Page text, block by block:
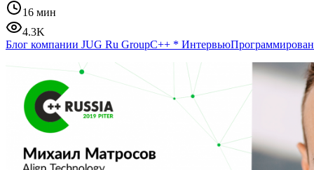
16 мин
4.3K
Блог компании JUG Ru GroupC++ * Интервью